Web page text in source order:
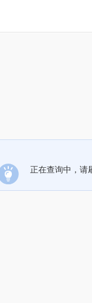
正在查询中，请